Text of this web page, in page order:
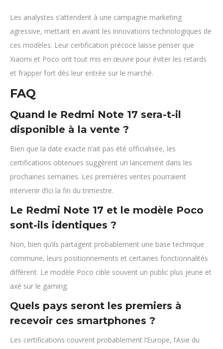
Les analystes s’attendent à une campagne marketing
agressive, mettant en avant les innovations technologiques de
ces modèles. Leur certification précoce laisse penser que
Xiaomi et Poco ont tout mis en œuvre pour éviter les retards
et frapper fort dès leur entrée sur le marché.
FAQ
Quand le Redmi Note 17 sera-t-il
disponible à la vente ?
Bien que la date exacte n’ait pas été officialisée, les
certifications obtenues suggèrent un lancement dans les
prochaines semaines. Les premières ventes pourraient
intervenir d’ici la fin du trimestre.
Le Redmi Note 17 et le modèle Poco
sont-ils identiques ?
Non, bien qu’ils partagent probablement une base technique
commune, leurs positionnements et certaines fonctionnalités
diffèrent. Le modèle Poco cible souvent un public plus jeune et
axé sur le gaming.
Quels pays seront les premiers à
recevoir ces smartphones ?
Les certifications couvrent probablement l’Europe, l’Asie du